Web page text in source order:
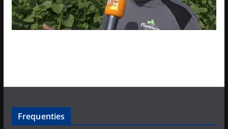
Frequenties